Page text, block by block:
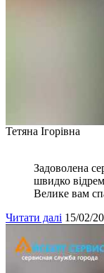
Тетяна Ігорівна
Задоволена
швидко
Велике вам
Читати далі 15/02/